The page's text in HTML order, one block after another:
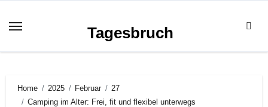
Inhalt
Tagesbruch
Home 2025 Februar
27
Camping im Alter: Frei, fit und flexibel unterwegs